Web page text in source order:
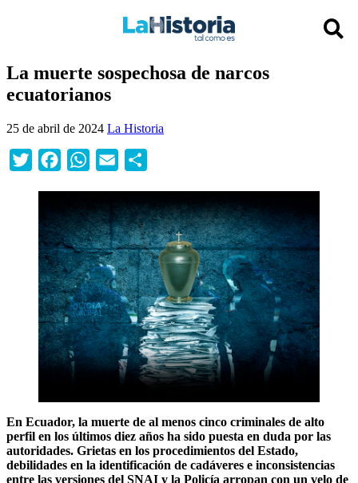
La muerte sospechosa de narcos
ecuatorianos
25 de abril de 2024 La Historia
Twitter FacebookWhatsApp
Email
En Ecuador, la muerte de al menos cinco criminales de alto
perfil en los últimos diez años ha sido puesta en duda por las
autoridades. Grietas en los procedimientos del Estado,
debilidades en la identificación de cadáveres e inconsistencias
entre las versiones del SNAI y la Policía arropan con un velo de